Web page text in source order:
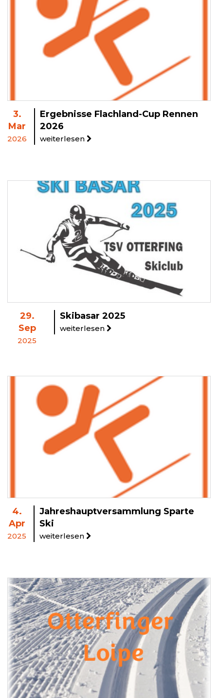
3.
Mar
2026
Ergebnisse Flachland-Cup Rennen
2026
weiterlesen
29.
Sep
2025
Skibasar 2025
weiterlesen
4.
Apr
2025
Jahreshauptversammlung Sparte
Ski
weiterlesen